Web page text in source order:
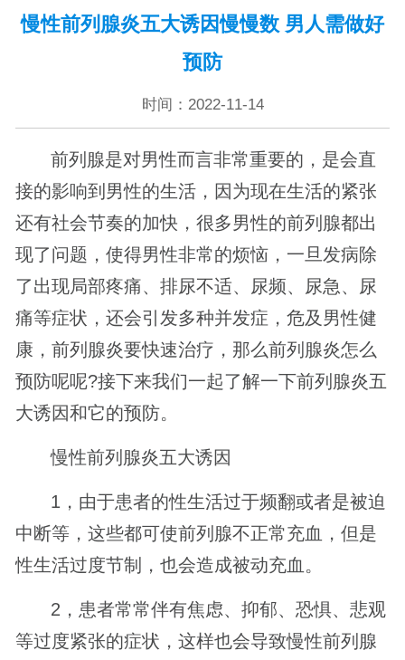
慢性前列腺炎五大诱因慢慢数 男人需做好
预防
时间：2022-11-14
前列腺是对男性而言非常重要的，是会直
接的影响到男性的生活，因为现在生活的紧张
还有社会节奏的加快，很多男性的前列腺都出
现了问题，使得男性非常的烦恼，一旦发病除
了出现局部疼痛、排尿不适、尿频、尿急、尿
痛等症状，还会引发多种并发症，危及男性健
康，前列腺炎要快速治疗，那么前列腺炎怎么
预防呢呢?接下来我们一起了解一下前列腺炎五
大诱因和它的预防。
慢性前列腺炎五大诱因
1，由于患者的性生活过于频翻或者是被迫
中断等，这些都可使前列腺不正常充血，但是
性生活过度节制，也会造成被动充血。
2，患者常常伴有焦虑、抑郁、恐惧、悲观
等过度紧张的症状，这样也会导致慢性前列腺